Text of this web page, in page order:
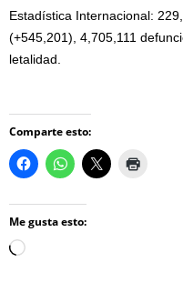
Estadística Internacional:
(+545,201), 4,705,111
letalidad.
Comparte esto:
Me gusta esto:
Loading…